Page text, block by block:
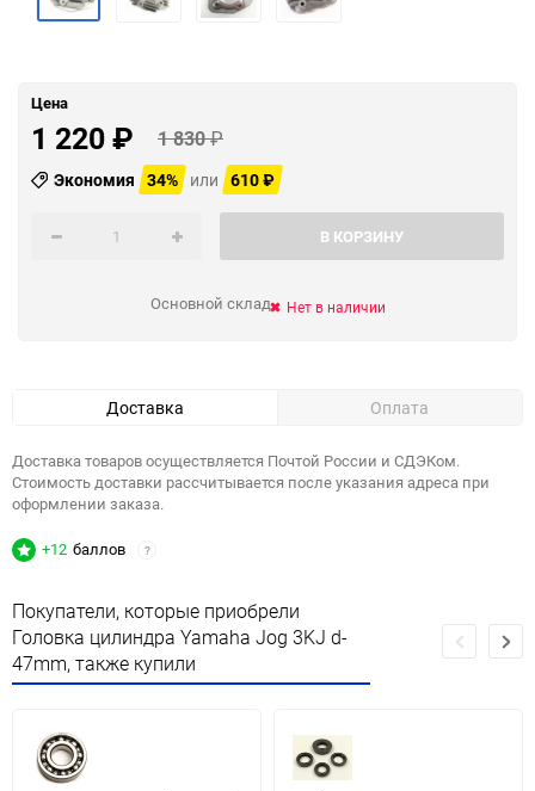
Цена
1 220₽ 1 830₽
Экономия 34% или 610₽
В КОРЗИНУ
Основной склад Нет в наличии
Доставка Оплата
Доставка товаров осуществляется Почтой России и СДЭКом.
Стоимость доставки рассчитывается после указания адреса при
оформлении заказа.
+12 баллов ?
Покупатели, которые приобрели
Головка цилиндра Yamaha Jog 3KJ d-
47mm, также купили